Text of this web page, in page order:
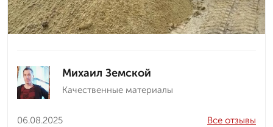
Михаил Земской
Качественные материалы
06.08.2025
Все отзывы